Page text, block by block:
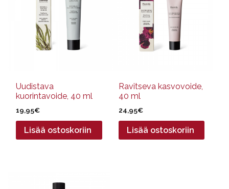
Uudistava
kuorintavoide, 40 ml
19,95€
Lisää ostoskoriin
Ravitseva kasvovoide,
40 ml
24,95€
Lisää ostoskoriin